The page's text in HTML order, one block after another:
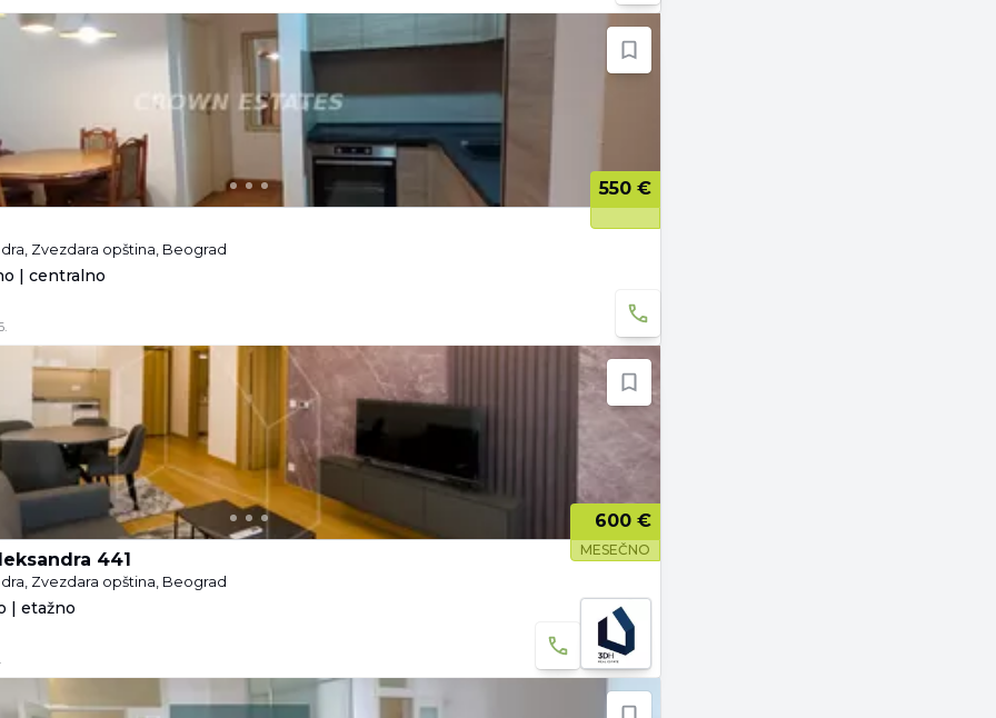
550 €
Zvezdara opština, Beograd
| centralno
600 €
MESEČNO
441
Zvezdara opština, Beograd
| etažno